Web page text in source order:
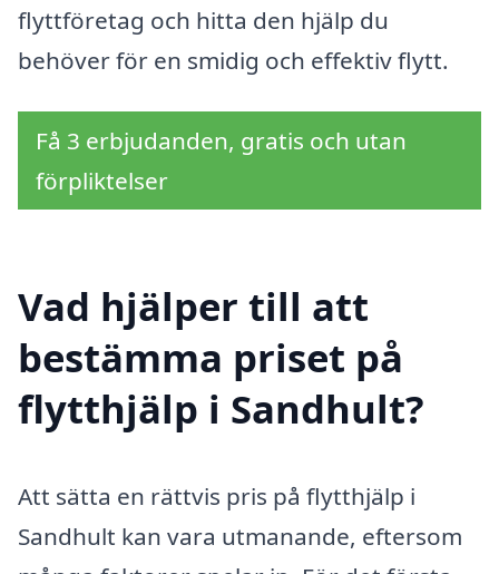
flyttföretag och hitta den hjälp du
behöver för en smidig och effektiv flytt.
Få 3 erbjudanden, gratis och utan
förpliktelser
Vad hjälper till att
bestämma priset på
flytthjälp i Sandhult?
Att sätta en rättvis pris på flytthjälp i
Sandhult kan vara utmanande, eftersom